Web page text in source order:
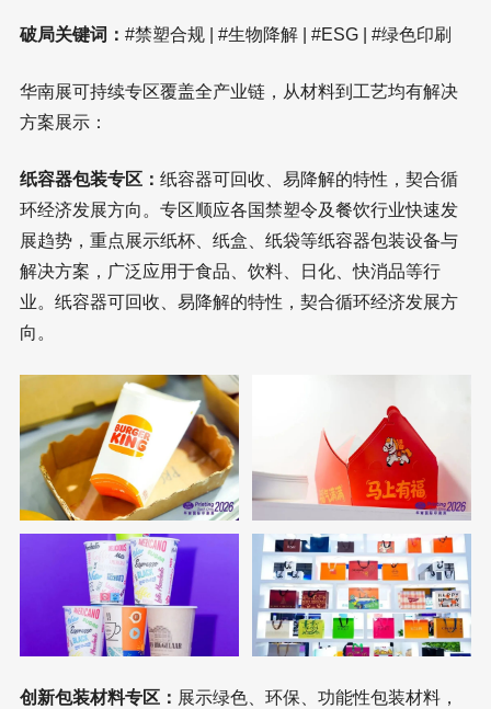
破局关键词： #禁塑合规 | #生物降解 | #ESG | #绿色印刷
华南展可持续专区覆盖全产业链，从材料到工艺均有解决
方案展示：
纸容器包装专区： 纸容器可回收、易降解的特性，契合循
环经济发展方向。专区顺应各国禁塑令及餐饮行业快速发
展趋势，重点展示纸杯、纸盒、纸袋等纸容器包装设备与
解决方案，广泛应用于食品、饮料、日化、快消品等行
业。纸容器可回收、易降解的特性，契合循环经济发展方
向。
创新包装材料专区： 展示绿色、环保、功能性包装材料，